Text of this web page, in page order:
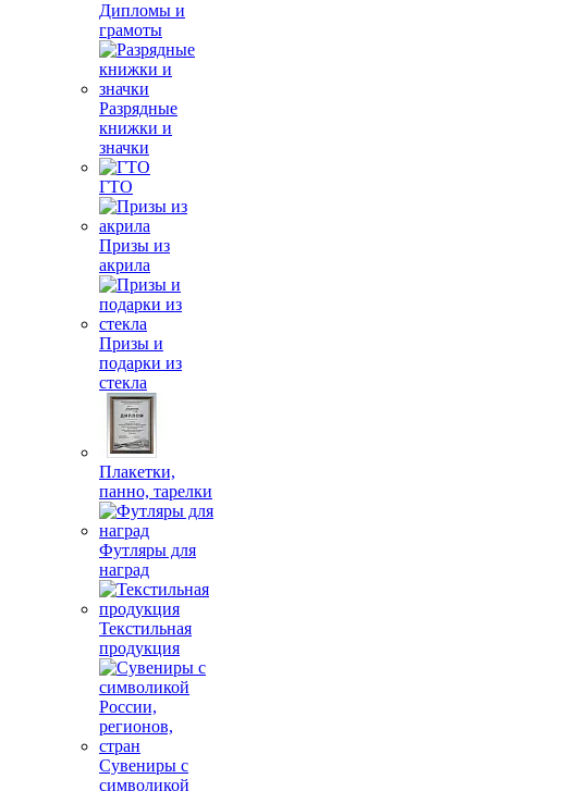
Дипломы и
грамоты
Разрядные
книжки и
значки
ГТО
Призы из
акрила
Призы и
подарки из
стекла
Плакетки,
панно, тарелки
Футляры для
наград
Текстильная
продукция
Сувениры с
символикой